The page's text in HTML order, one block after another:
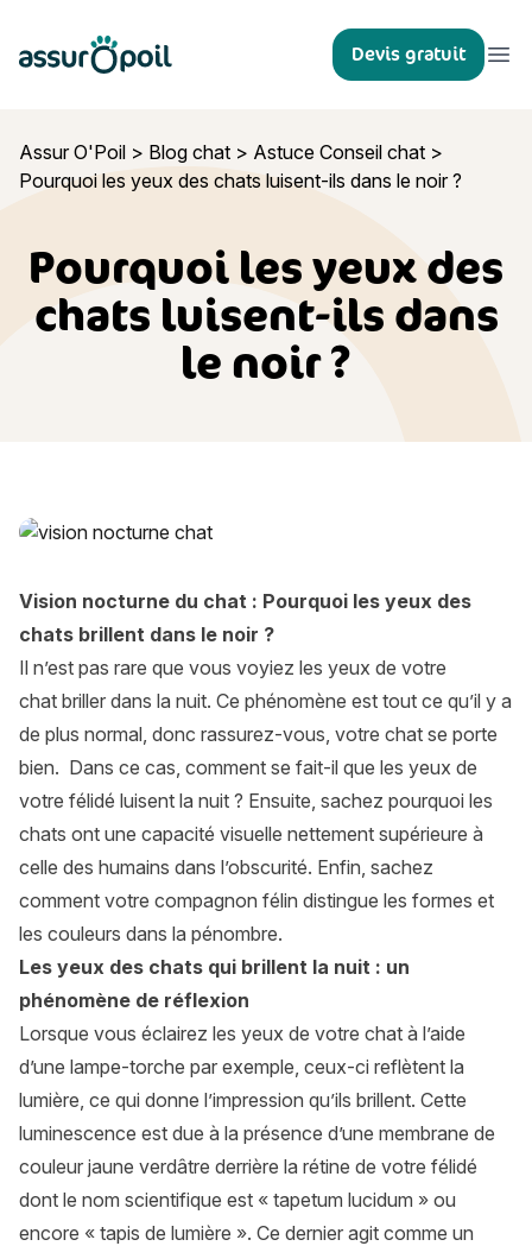
Assur O'Poil Devis gratuit
Assur O'Poil > Blog chat > Astuce Conseil chat >
Pourquoi les yeux des chats luisent-ils dans le noir ?
Pourquoi les yeux des
chats luisent-ils dans
le noir ?
Pourquoi les yeux des chats luisent-ils dans le noir ?
Vision nocturne du chat : Pourquoi les yeux des
chats brillent dans le noir ?
Il n’est pas rare que vous voyiez les yeux de votre
chat briller dans la nuit. Ce phénomène est tout ce qu’il y a
de plus normal, donc rassurez-vous, votre chat se porte
bien. Dans ce cas, comment se fait-il que les yeux de
votre félidé luisent la nuit ? Ensuite, sachez pourquoi les
chats ont une capacité visuelle nettement supérieure à
celle des humains dans l’obscurité. Enfin, sachez
comment votre compagnon félin distingue les formes et
les couleurs dans la pénombre.
Les yeux des chats qui brillent la nuit : un
phénomène de réflexion
Lorsque vous éclairez les yeux de votre chat à l’aide
d’une lampe-torche par exemple, ceux-ci reflètent la
lumière, ce qui donne l’impression qu’ils brillent. Cette
luminescence est due à la présence d’une membrane de
couleur jaune verdâtre derrière la rétine de votre félidé
dont le nom scientifique est « tapetum lucidum » ou
encore « tapis de lumière ». Ce dernier agit comme un